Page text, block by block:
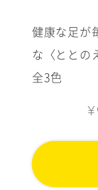
健康な足が
な〈ととの
全3色